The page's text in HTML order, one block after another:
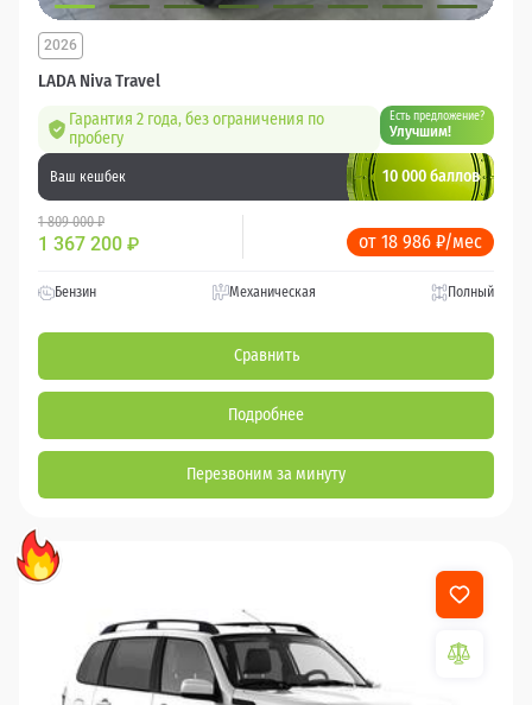
LADA Niva Travel
2026
Гарантия 2 года, без ограничения по
пробегу
Есть предложение?
Улучшим!
Ваш кешбек 10 000 баллов
1 809 000 ₽
1 367 200 ₽ от 18 986 ₽/мес
Бензин Механическая Полный
Сравнить
Подробнее
Перезвоним за минуту